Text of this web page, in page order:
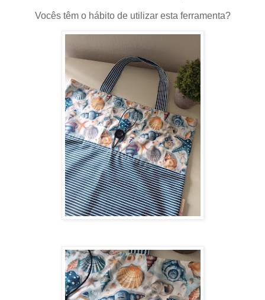
Vocês têm o hábito de utilizar esta ferramenta?